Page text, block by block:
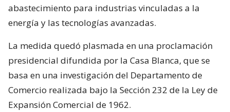
abastecimiento para industrias vinculadas a la
energía y las tecnologías avanzadas.
La medida quedó plasmada en una proclamación
presidencial difundida por la Casa Blanca, que se
basa en una investigación del Departamento de
Comercio realizada bajo la Sección 232 de la Ley de
Expansión Comercial de 1962.